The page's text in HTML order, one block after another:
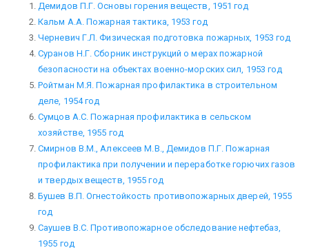
Демидов П.Г. Основы горения веществ, 1951 год
Кальм А.А. Пожарная тактика, 1953 год
Черневич Г.Л. Физическая подготовка пожарных, 1953 год
Суранов Н.Г. Сборник инструкций о мерах пожарной
безопасности на объектах военно-морских сил, 1953 год
Ройтман М.Я. Пожарная профилактика в строительном
деле, 1954 год
Сумцов А.С. Пожарная профилактика в сельском
хозяйстве, 1955 год
Смирнов В.М., Алексеев М.В., Демидов П.Г. Пожарная
профилактика при получении и переработке горючих газов
и твердых веществ, 1955 год
Бушев В.П. Огнестойкость противопожарных дверей, 1955
год
Саушев В.С. Противопожарное обследование нефтебаз,
1955 год